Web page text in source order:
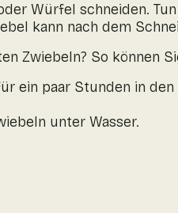
Würfel schneiden.
kann nach dem
Zwiebeln? So können
ein paar Stunden in
unter Wasser.